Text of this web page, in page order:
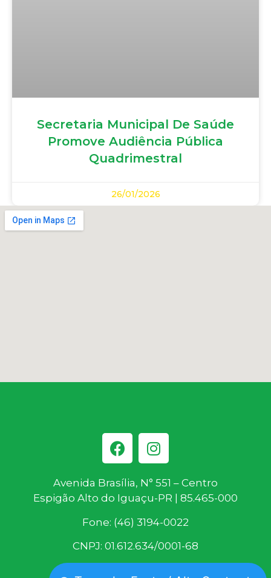
Secretaria Municipal De Saúde
Promove Audiência Pública
Quadrimestral
26/01/2026
Avenida Brasília, N° 551 – Centro
Espigão Alto do Iguaçu-PR | 85.465-000
Fone: (46) 3194-0022
CNPJ: 01.612.634/0001-68